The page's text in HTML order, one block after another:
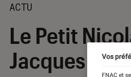
ACTU
Le Petit
Jacques
Vos
FNAC et